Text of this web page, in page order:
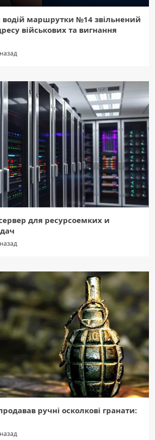
водій маршрутки №14 звільнений
військових та вигнання
для ресурсоемких и
ручні осколкові гранати: